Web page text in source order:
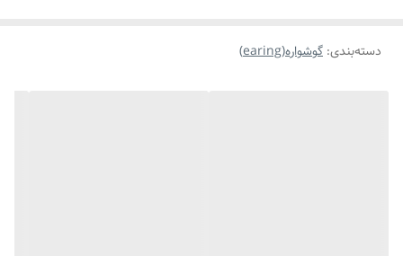
دسته‌بندی: گوشواره(earing)